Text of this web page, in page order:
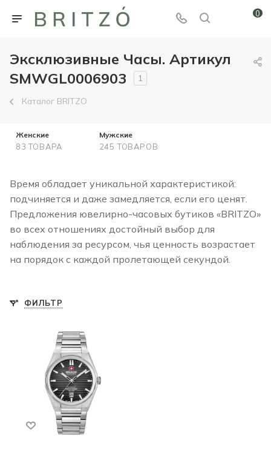
0
Эксклюзивные Часы. Артикул
SMWGL0006903
1
Каталог BRITZO
Женские
83 ТОВАРА
Мужские
245 ТОВАРОВ
Время обладает уникальной характеристикой:
подчиняется и даже замедляется, если его ценят.
Предложения ювелирно-часовых бутиков «BRITZO»
во всех отношениях достойный выбор для
наблюдения за ресурсом, чья ценность возрастает
на порядок с каждой пролетающей секундой.
ФИЛЬТР